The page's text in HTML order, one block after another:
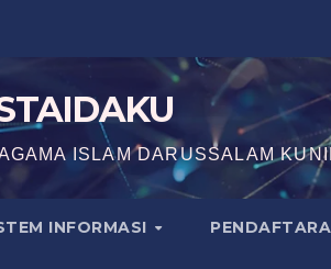
ISLAM DARUSSALAM
INFORMASI